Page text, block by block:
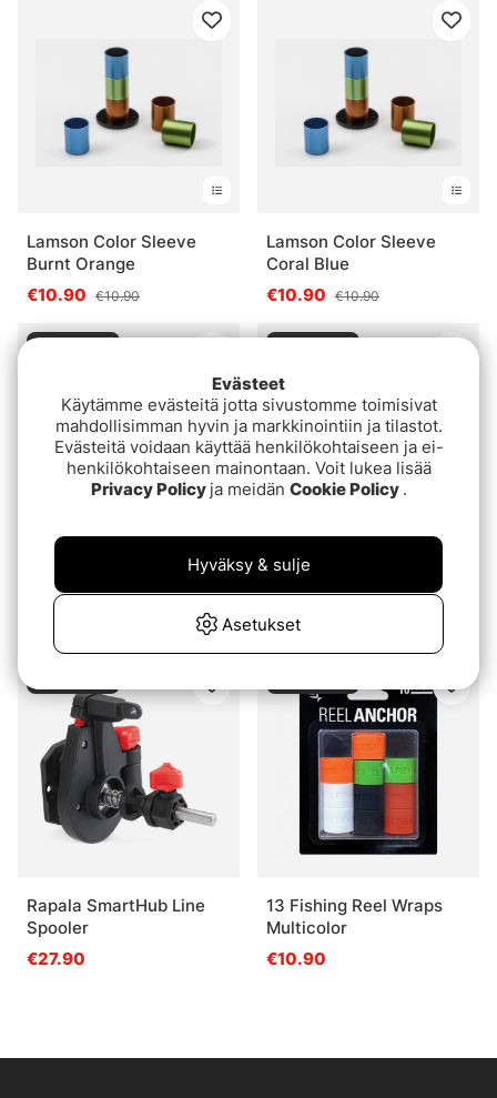
Lamson Color Sleeve
Burnt Orange
€10.90 €10.90
Lamson Color Sleeve
Coral Blue
€10.90 €10.90
Lamson Neopren Reel
Case Grey M
Lamson Nylon Multi Bag
Rapala SmartHub Line
Spooler
€27.90
13 Fishing Reel Wraps
Multicolor
€10.90
Evästeet
Käytämme evästeitä jotta sivustomme toimisivat
mahdollisimman hyvin ja markkinointiin ja tilastot.
Evästeitä voidaan käyttää henkilökohtaiseen ja ei-
henkilökohtaiseen mainontaan. Voit lukea lisää
Privacy Policy ja meidän Cookie Policy .
Asetukset
Hyväksy & sulje